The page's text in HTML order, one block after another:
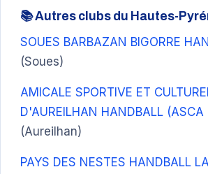
📚 Autres clubs du Hautes-
SOUES BARBAZAN BIGORRE
(Soues)
AMICALE SPORTIVE ET
D'AUREILHAN HANDBALL (ASCA
(Aureilhan)
PAYS DES NESTES HANDBALL